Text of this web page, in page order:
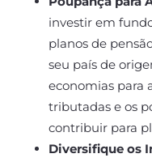
investir em
planos de
seu país de
economias para
tributadas e os
contribuir para
Diversifique os